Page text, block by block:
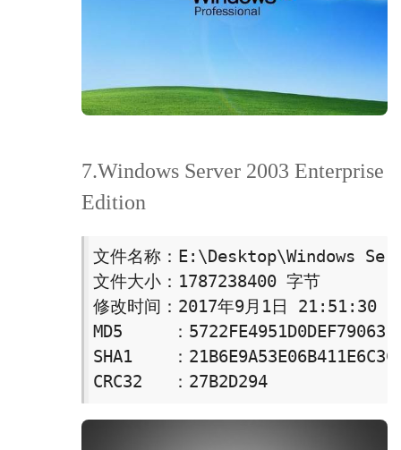
7.Windows Server 2003 Enterprise
Edition
文件名称：E:\Desktop\Windows
文件大小：1787238400 字节
修改时间：2017年9月1日 21:51:30
MD5     ：
SHA1    ：
CRC32   ：27B2D294